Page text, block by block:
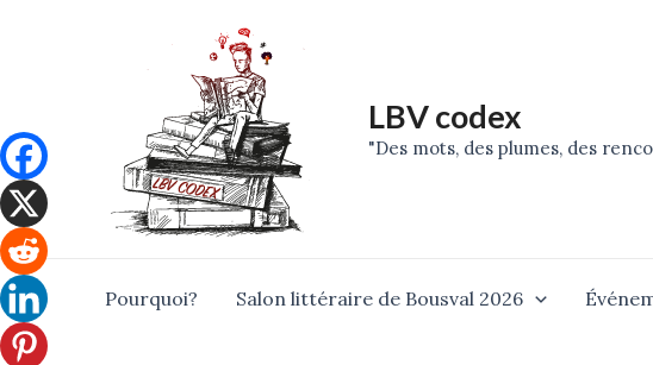
LBV codex
"Des mots, des plumes, des
Pourquoi? Salon littéraire de Bousval 2026